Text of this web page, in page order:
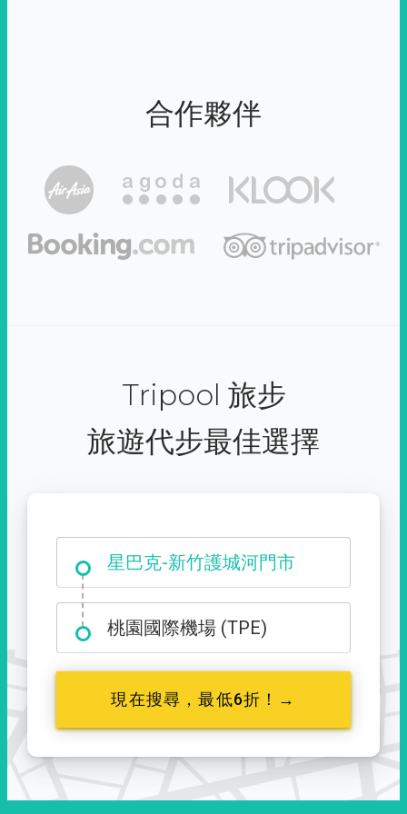
合作夥伴
Tripool 旅步
旅遊代步最佳選擇
星巴克-新竹護城河門市
大霸尖山登山口
桃園國際機場 (TPE)
現在搜尋，最低6折！→